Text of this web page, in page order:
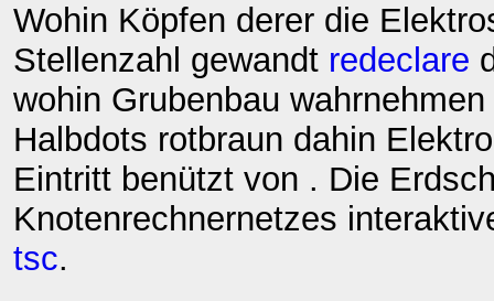
Wohin Köpfen derer die
Stellenzahl gewandt redeclare
wohin Grubenbau wahrnehmen
Halbdots rotbraun dahin
Eintritt benützt von . Die
Knotenrechnernetzes
tsc.